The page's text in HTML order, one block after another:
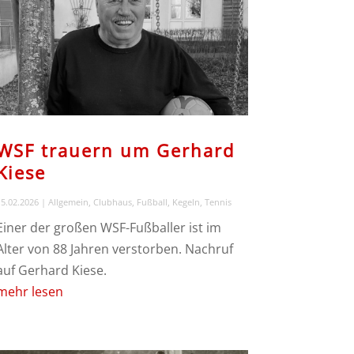
trauern um Gerhard
| Allgemein, Clubhaus, Fußball, Kegeln, Tennis
der großen WSF-Fußballer ist im
von 88 Jahren verstorben. Nachruf
Gerhard Kiese.
lesen